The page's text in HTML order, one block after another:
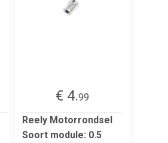
€ 4.99
Reely Motorrondsel
Soort module: 0.5